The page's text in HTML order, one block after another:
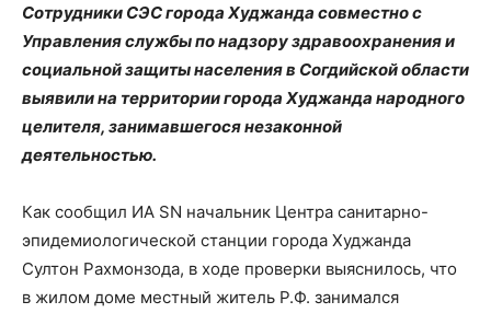
Сотрудники СЭС города Худжанда совместно с
Управления службы по надзору здравоохранения и
социальной защиты населения в Согдийской области
выявили на территории города Худжанда народного
целителя, занимавшегося незаконной
деятельностью.
Как сообщил ИА SN начальник Центра санитарно-
эпидемиологической станции города Худжанда
Султон Рахмонзода, в ходе проверки выяснилось, что
в жилом доме местный житель Р.Ф. занимался